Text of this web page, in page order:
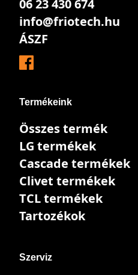
06 23 430 674
info@friotech.hu
ÁSZF
Termékeink
Összes termék
LG termékek
Cascade termékek
Clivet termékek
TCL termékek
Tartozékok
Szerviz